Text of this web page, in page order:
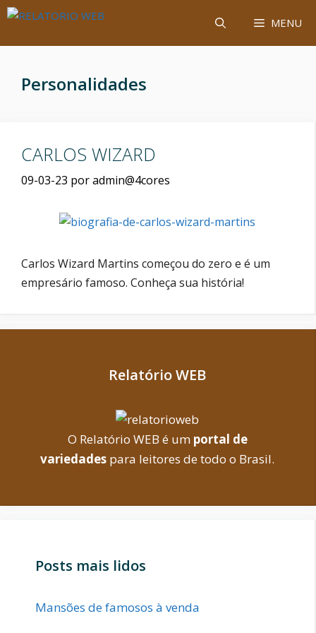
Saltar
o
MENU
Personalidades
CARLOS WIZARD
09-03-23 poradmin@4cores
Carlos Wizard Martins começou do zero e é um
empresário famoso. Conheça sua história!
Relatório WEB
O Relatório WEB é um portal de
variedades para leitores de todo o Brasil.
Posts mais lidos
Mansões de famosos à venda